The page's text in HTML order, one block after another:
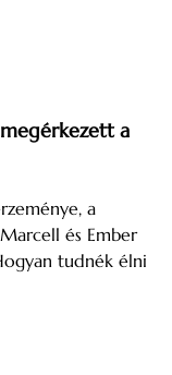
a
a
és Ember
tudnék élni